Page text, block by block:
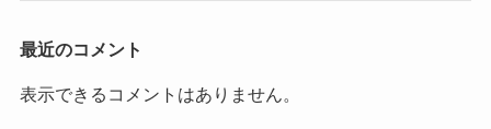
最近のコメント
表示できるコメントはありません。